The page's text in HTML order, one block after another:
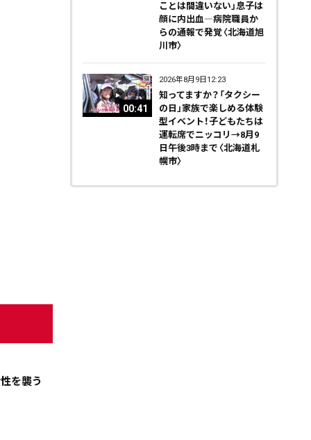
を襲う
ことは間違いない」息子は
顔に内出血―病院職員か
らの通報で発覚〈北海道旭
川市〉
00:41
2026年8月9日12:23
知ってますか？「タクシー
の日」家族で楽しめる体験
型イベント！子どもたちは
運転席でニッコリ→8月9
日午後3時まで〈北海道札
幌市〉